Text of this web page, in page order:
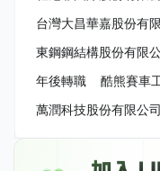
台灣大昌華嘉股份有
東鋼鋼結構股份有限
年後轉職
酷熊賽車
萬潤科技股份有限公司